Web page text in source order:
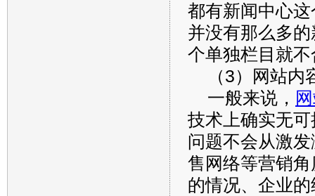
都有新闻中心
并没有那么多
个单独栏目就
（3）网站内
一般来说，
技术上确实无
问题不会从激
售网络等营销
的情况、企业